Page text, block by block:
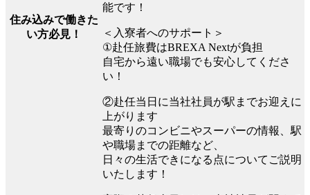
住み込みで働きた
い方必見！
能です！
＜入寮者へのサポート＞
①赴任旅費はBREXA Nextが負担
自宅から遠い職場でも安心してくださ
い！
②赴任当日に当社社員が駅までお迎えに
上がります
最寄りのコンビニやスーパーの情報、駅
や職場までの距離など、
日々の生活できになる点についてご説明
いたします！